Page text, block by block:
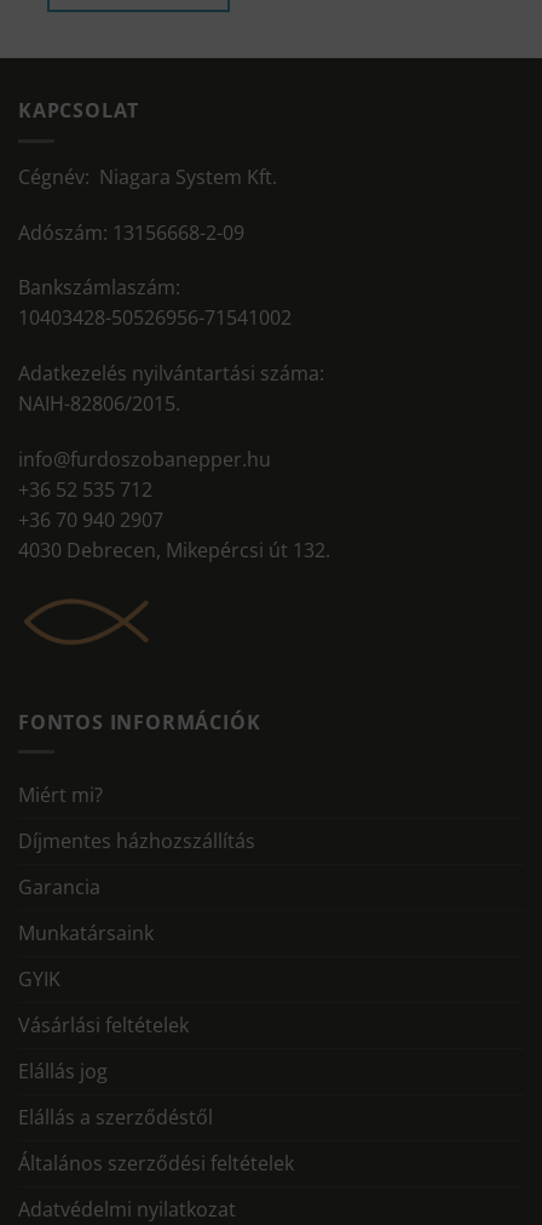
KAPCSOLAT
Cégnév: Niagara System Kft.
Adószám: 13156668-2-09
Bankszámlaszám:
10403428-50526956-71541002
Adatkezelés nyilvántartási száma:
NAIH-82806/2015.
info@furdoszobanepper.hu
+36 52 535 712
+36 70 940 2907
4030 Debrecen, Mikepércsi út 132.
FONTOS INFORMÁCIÓK
Miért mi?
Díjmentes házhozszállítás
Garancia
Munkatársaink
GYIK
Vásárlási feltételek
Elállás jog
Elállás a szerződéstől
Általános szerződési feltételek
Adatvédelmi nyilatkozat